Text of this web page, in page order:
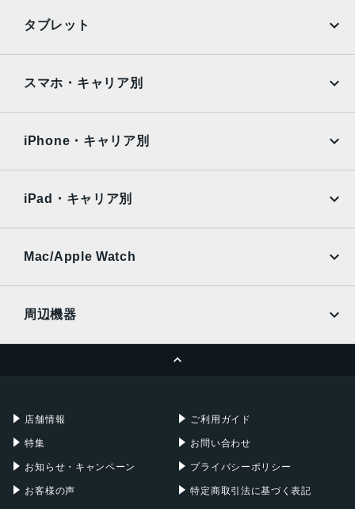
AQUOS
OPPO Android
タブレット
Surface
Xiaomi Tablet
スマホ・キャリア別
Ymobile
UQmobile
iPhone・キャリア別
Ymobile
UQmobile
iPad・キャリア別
Mac/Apple Watch
周辺機器
店舗情報
特集
お知らせ・キャンペーン
お客様の声
ご利用ガイド
お問い合わせ
プライバシーポリシー
特定商取引法に基づく表記